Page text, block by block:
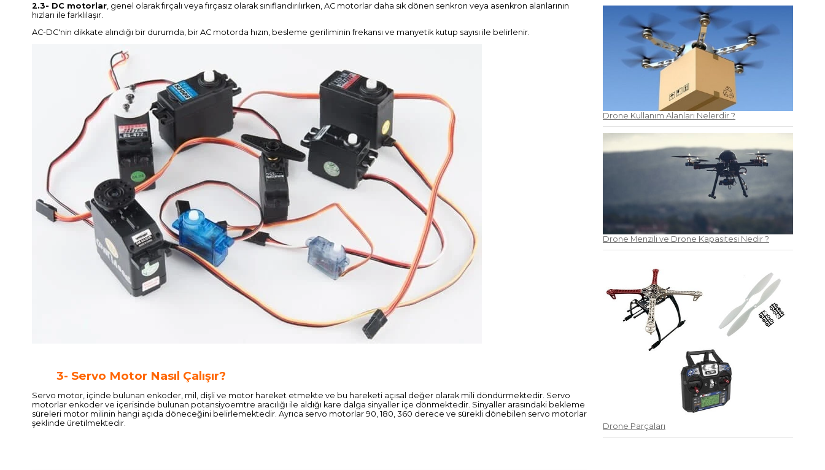
2.3- DC motorlar , genel olarak fırçalı veya fırçasız olarak sınıflandırılırken, AC motorlar daha sık dönen senkron veya asenkron alanlarının
hızları ile farklılaşır.
AC-DC'nin dikkate alındığı bir durumda, bir AC motorda hızın, besleme geriliminin frekansı ve manyetik kutup sayısı ile belirlenir.
3- Servo Motor Nasıl Çalışır?
Servo motor, içinde bulunan enkoder, mil, dişli ve motor hareket etmekte ve bu hareketi açısal değer olarak mili döndürmektedir. Servo
motorlar enkoder ve içerisinde bulunan potansiyoemtre aracılığı ile aldığı kare dalga sinyaller içe dönmektedir. Sinyaller arasındaki bekleme
süreleri motor milinin hangi açıda döneceğini belirlemektedir. Ayrıca servo motorlar 90, 180, 360 derece ve sürekli dönebilen servo motorlar
şeklinde üretilmektedir.
Drone Kullanım Alanları Nelerdir ?
Drone Menzili ve Drone Kapasitesi Nedir ?
Drone Parçaları